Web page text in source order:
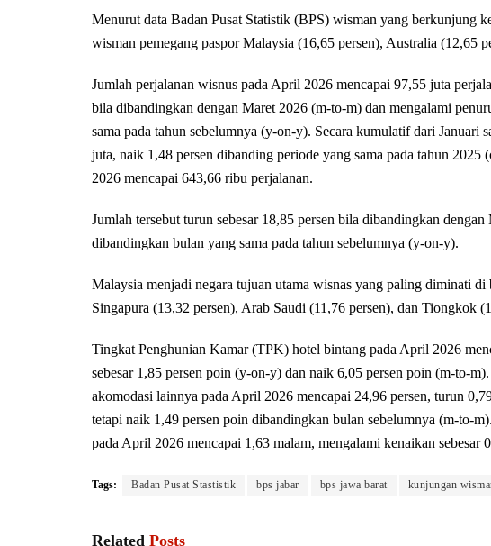
Menurut data Badan Pusat Statistik (BPS) wisman yang
wisman pemegang paspor Malaysia (16,65 persen), Australia (12,65
Jumlah perjalanan wisnus pada April 2026 mencapai 97,55 juta
bila dibandingkan dengan Maret 2026 (m-to-m) dan mengalami
sama pada tahun sebelumnya (y-on-y). Secara kumulatif dari Januari
juta, naik 1,48 persen dibanding periode yang sama pada tahun 2025
2026 mencapai 643,66 ribu perjalanan.
Jumlah tersebut turun sebesar 18,85 persen bila dibandingkan
dibandingkan bulan yang sama pada tahun sebelumnya (y-on-y).
Malaysia menjadi negara tujuan utama wisnas yang paling diminati
Singapura (13,32 persen), Arab Saudi (11,76 persen), dan Tiongkok
Tingkat Penghunian Kamar (TPK) hotel bintang pada April 2026
sebesar 1,85 persen poin (y-on-y) dan naik 6,05 persen poin (m-to-
akomodasi lainnya pada April 2026 mencapai 24,96 persen, turun
tetapi naik 1,49 persen poin dibandingkan bulan sebelumnya (m-to-
pada April 2026 mencapai 1,63 malam, mengalami kenaikan
Tags: Badan Pusat Stastistik bps jabar bps jawa barat kunjungan
Related Posts